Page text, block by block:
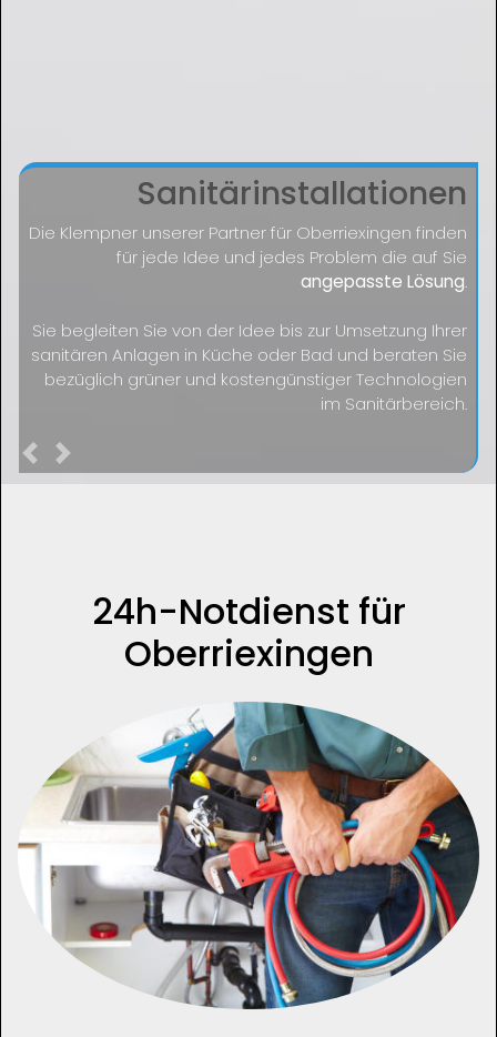
Sanitärinstallationen
Die Klempner unserer Partner für Oberriexingen finden
für jede Idee und jedes Problem die auf Sie
angepasste Lösung.
Sie begleiten Sie von der Idee bis zur Umsetzung Ihrer
sanitären Anlagen in Küche oder Bad und beraten Sie
bezüglich grüner und kostengünstiger Technologien
im Sanitärbereich.
Previous
24h-Notdienst für
Oberriexingen